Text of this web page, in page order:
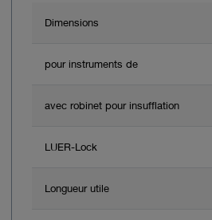
Dimensions
pour instruments de
avec robinet pour insufflation
LUER-Lock
Longueur utile